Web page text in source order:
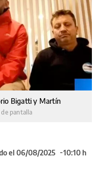
Bigatti y Martín
pantalla
el 06/08/2025
10:10 h